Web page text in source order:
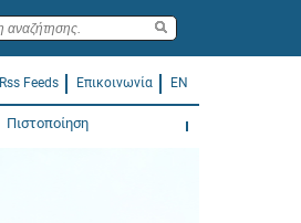
Rss Feeds Επικοινωνία EN
Πιστοποίηση